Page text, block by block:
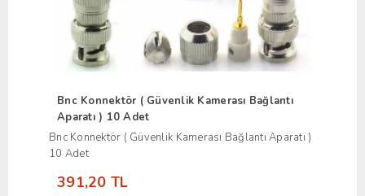
Bnc Konnektör ( Güvenlik Kamerası Bağlantı
Aparatı ) 10 Adet
Bnc Konnektör ( Güvenlik Kamerası Bağlantı Aparatı )
10 Adet
391,20 TL